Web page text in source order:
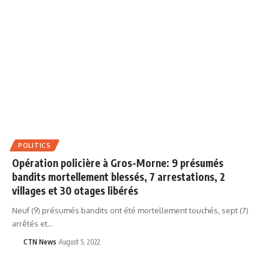
POLITICS
Opération policière à Gros-Morne: 9 présumés
bandits mortellement blessés, 7 arrestations, 2
villages et 30 otages libérés
Neuf (9) présumés bandits ont été mortellement touchés, sept (7)
arrêtés et…
CTN News August 5, 2022